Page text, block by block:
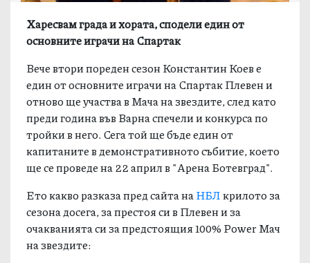
Харесвам града и хората, сподели един от
основните играчи на Спартак
Вече втори пореден сезон Константин Коев е
един от основните играчи на Спартак Плевен и
отново ще участва в Мача на звездите, след като
преди година във Варна спечели и конкурса по
тройки в него. Сега той ще бъде един от
капитаните в демонстративното събитие, което
ще се проведе на 22 април в "Арена Ботевград".
Ето какво разказа пред сайта наНБЛкрилото за
сезона досега, за престоя си в Плевен и за
очакванията си за предстоящия 100% Power Мач
на звездите: